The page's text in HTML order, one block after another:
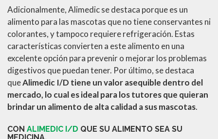
Adicionalmente, Alimedic se destaca porque es un
alimento para las mascotas que no tiene conservantes ni
colorantes, y tampoco requiere refrigeración. Estas
características convierten a este alimento en una
excelente opción para prevenir o mejorar los problemas
digestivos que puedan tener. Por último, se destaca
queAlimedic I/D tiene un valor asequible dentro del
mercado, lo cual es ideal para los tutores que quieran
brindar un alimento de alta calidad a sus mascotas.
CON ALIMEDIC I/D QUE SU ALIMENTO SEA SU